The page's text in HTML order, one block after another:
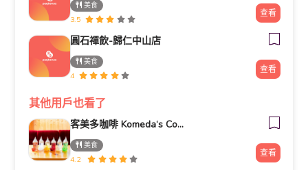
美食
3.5
查看
圓石禪飲-歸仁中山店
美食
4
查看
其他用戶也看了
客美多咖啡 Komeda‘s Coffee - 台南小北店
美食
4.2
查看